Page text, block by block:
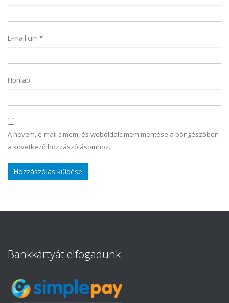
E-mail cím *
Honlap
A nevem, e-mail címem, és weboldalcímem mentése a böngészőben
a következő hozzászólásomhoz.
Bankkártyát elfogadunk